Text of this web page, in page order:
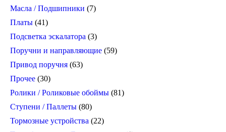
Масла / Подшипники (7)
Платы (41)
Подсветка эскалатора (3)
Поручни и направляющие (59)
Привод поручня (63)
Прочее (30)
Ролики / Роликовые обоймы (81)
Ступени / Паллеты (80)
Тормозные устройства (22)